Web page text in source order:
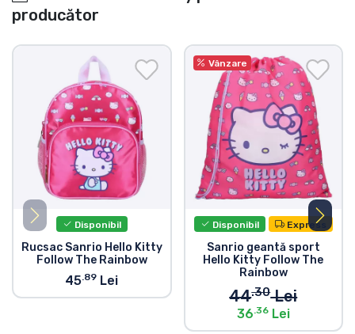
producător
Disponibil
Rucsac Sanrio Hello Kitty
Follow The Rainbow
45.89 Lei
Vânzare
Disponibil Express
Sanrio geantă sport
Hello Kitty Follow The
Rainbow
44.30Lei
36.36Lei